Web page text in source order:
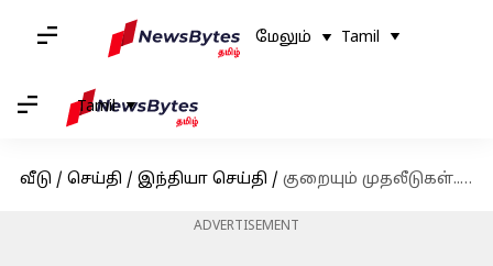
மேலும் Tamil
Tamil
வீடு / செய்தி / இந்தியா செய்தி / குறையும் முதலீடுகள்.. ஸ்டார்ட்அப் நிறுவனங்களுக்கு காத்திருக்கும் சவால்!
ADVERTISEMENT